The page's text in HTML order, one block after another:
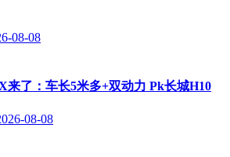
08-08
来了：车长5米多+双动力 Pk长城H10
08-08